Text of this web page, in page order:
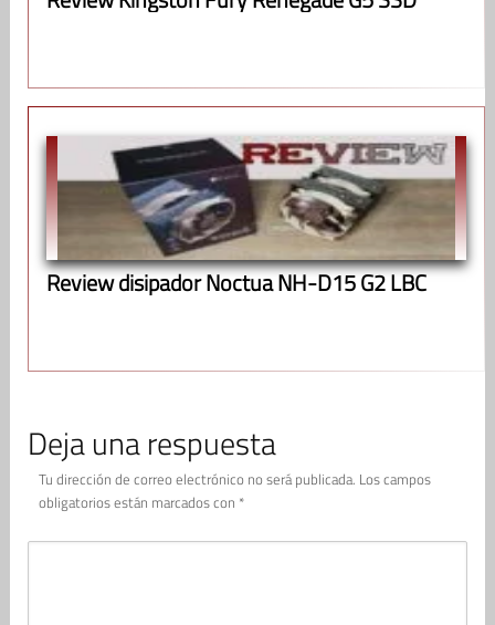
Review disipador Noctua NH-D15 G2 LBC
Deja una respuesta
Tu dirección de correo electrónico no será publicada. Los campos
obligatorios están marcados con *